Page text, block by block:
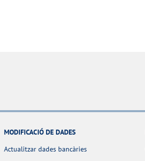
MODIFICACIÓ DE DADES
Actualitzar dades bancàries